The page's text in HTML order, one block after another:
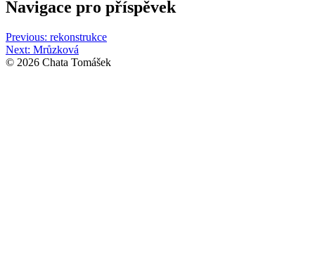
Navigace pro příspěvek
Previous: rekonstrukce
Next: Mrůzková
© 2026 Chata Tomášek